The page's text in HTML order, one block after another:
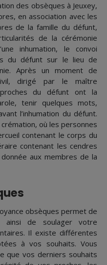
des obsèques à Jeuxey,
en association avec les
de la famille du défunt,
de la cérémonie
inhumation, le convoi
du défunt sur le lieu de
Après un moment de
dirigé par le maître
du défunt ont la
tenir quelques mots,
l’inhumation du défunt.
où les personnes
contenant le corps du
contenant les cendres
aux membres de la
obsèques permet de
ainsi de soulager votre
Il existe différentes
à vos souhaits. Vous
que vos derniers souhaits